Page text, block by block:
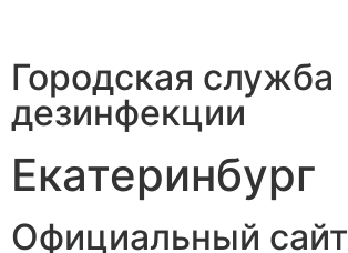
Городская служба
дезинфекции
Екатеринбург
Официальный сайт